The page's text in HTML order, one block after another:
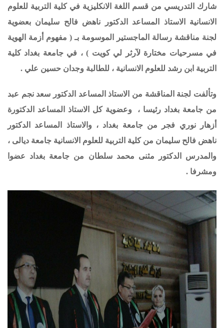
شارك التدريسي من قسم اللغة الانكليزية في كلية التربية للعلوم
الانسانية الاستاذ المساعد الدكتور ناهض فالح سليمان بعضوية
لجنة مناقشة رسالة الماجستير الموسومة بـ ( مفهوم أزمة الهوية
في مسرحيات مختارة لآرثر لي كويت ) ، في جامعة بغداد كلية
التربية ابن رشد للعلوم الانسانية ، للطالبة وجدان حسين علي .
وتألفت لجنة المناقشة من الاستاذ المساعد الدكتور سعد نجم عبد
من جامعة بغداد رئيسا ، وعضوية كل الاستاذ المساعد الدكتورة
أزهار نوري فجر من جامعة بغداد ، والاستاذ المساعد الدكتور
ناهض فالح سليمان من كلية التربية للعلوم الانسانية جامعة ديالى ،
والمدرس الدكتور مثنى محمد سلطان من جامعة بغداد عضوا
ومشرفا .